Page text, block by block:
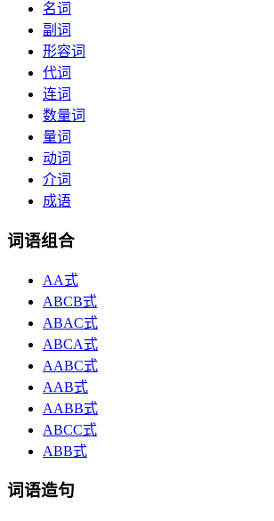
名词
副词
形容词
代词
连词
数量词
量词
动词
介词
成语
词语组合
AA式
ABCB式
ABAC式
ABCA式
AABC式
AAB式
AABB式
ABCC式
ABB式
词语造句